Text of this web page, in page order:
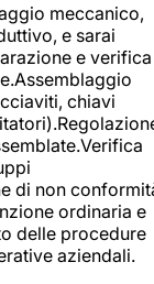
meccanico,
e sarai
e verifica
chiavi
di non
ordinaria e
delle procedure
aziendali.